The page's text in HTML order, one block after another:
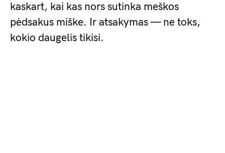
kaskart, kai kas nors sutinka meškos
pėdsakus miške. Ir atsakymas — ne toks,
kokio daugelis tikisi.